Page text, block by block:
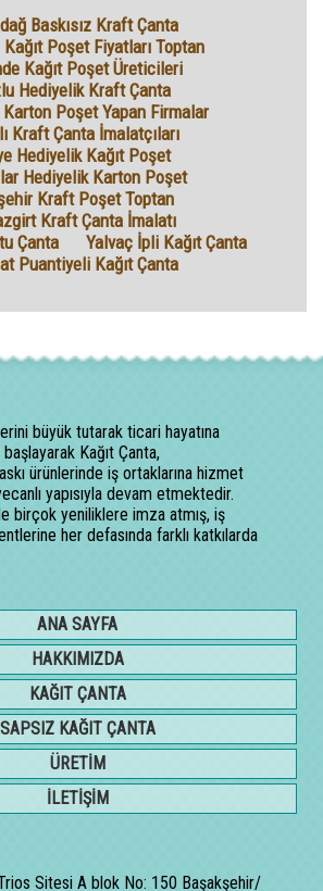
Baskısız Kraft Çanta
Kağıt Poşet Fiyatları Toptan
Kağıt Poşet Üreticileri
Hediyelik Kraft Çanta
Karton Poşet Yapan Firmalar
Kraft Çanta İmalatçıları
Hediyelik Kağıt Poşet
Hediyelik Karton Poşet
Kraft Poşet Toptan
Kraft Çanta İmalatı
Çanta
Yalvaç İpli Kağıt Çanta
Puantiyeli Kağıt Çanta
büyük tutarak ticari hayatına
Kağıt Çanta,
ürünlerinde iş ortaklarına hizmet
yapısıyla devam etmektedir.
birçok yeniliklere imza atmış, iş
her defasında farklı katkılarda
ANA SAYFA
HAKKIMIZDA
KAĞIT ÇANTA
SAPSIZ KAĞIT ÇANTA
ÜRETİM
İLETİŞİM
Sitesi A blok No: 150 Başakşehir/